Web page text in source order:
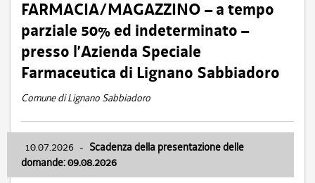
FARMACIA/MAGAZZINO – a tempo
parziale 50% ed indeterminato –
presso l’Azienda Speciale
Farmaceutica di Lignano Sabbiadoro
Comune di Lignano Sabbiadoro
10.07.2026 - Scadenza della presentazione delle
domande: 09.08.2026